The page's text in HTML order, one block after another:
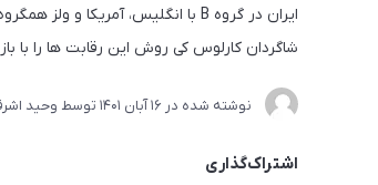
ایران در گروه B با انگلیس، آمریکا و ولز همگروه است.
شاگردان کارلوس کی روش این رقابت ها را با بازی مقابل انگلیس
نوشته شده در 16 آبان 1401 توسط وحید
اشتراک‌گذاری